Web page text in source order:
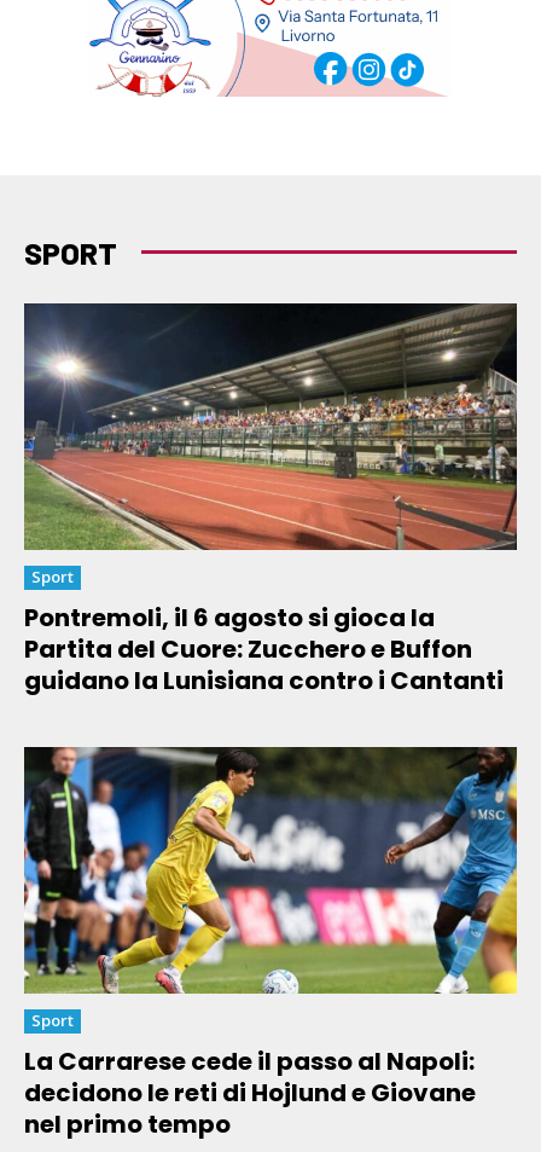
SPORT
Sport
Pontremoli, il 6 agosto si gioca la
Partita del Cuore: Zucchero e Buffon
guidano la Lunisiana contro i Cantanti
Sport
La Carrarese cede il passo al Napoli:
decidono le reti di Hojlund e Giovane
nel primo tempo